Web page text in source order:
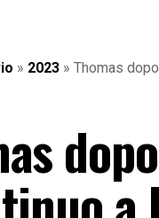
» 2023 » Thomas